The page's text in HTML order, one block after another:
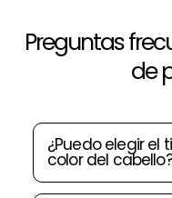
Preguntas
de
¿Puedo elegir el
color del cabello?